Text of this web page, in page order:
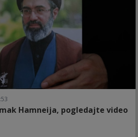
Hamneija, pogledajte video